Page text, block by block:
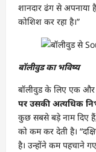
शानदार ढंग से
कोशिश कर रहा है।”
बॉलीवुड का भविष्य
बॉलीवुड के लिए एक और
पर उसकी अत्यधिक
कुछ सबसे बड़े नाम दिए
को कम कर देती है।
है। उन्होंने कम पहचाने